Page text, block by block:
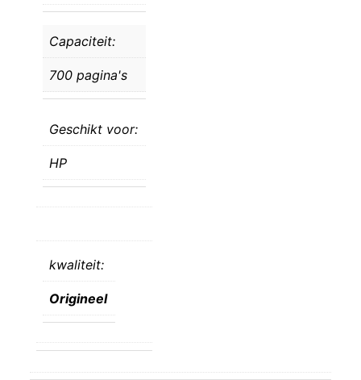
Capaciteit:
700 pagina's
Geschikt voor:
HP
kwaliteit:
Origineel